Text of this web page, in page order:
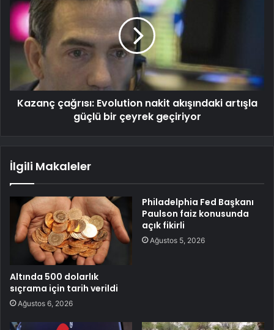
Kazanç çağrısı: Evolution nakit akışındaki artışla
güçlü bir çeyrek geçiriyor
İlgili Makaleler
Altında 500 dolarlık
sıçrama için tarih verildi
Ağustos 6, 2026
Philadelphia Fed Başkanı
Paulson faiz konusunda
açık fikirli
Ağustos 5, 2026